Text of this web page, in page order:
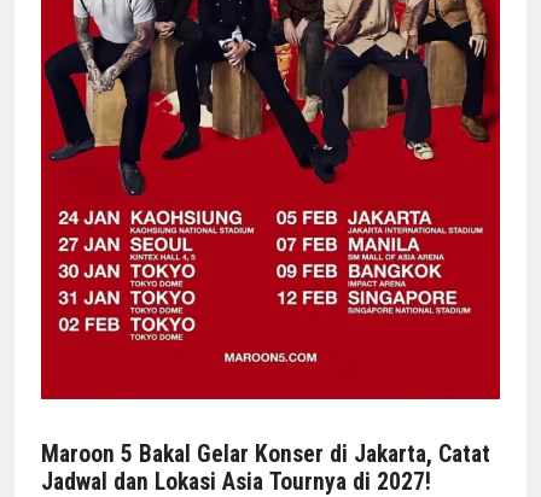
Maroon 5 Bakal Gelar Konser di Jakarta, Catat
Jadwal dan Lokasi Asia Tournya di 2027!